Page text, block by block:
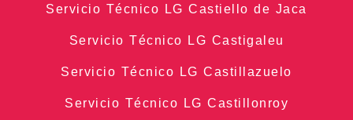
Servicio Técnico LG Castiello de Jaca
Servicio Técnico LG Castigaleu
Servicio Técnico LG Castillazuelo
Servicio Técnico LG Castillonroy